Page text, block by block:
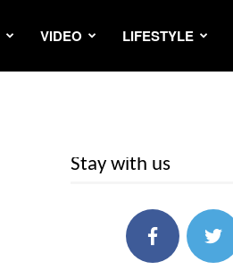
VIDEO LIFESTYLE
Stay with us